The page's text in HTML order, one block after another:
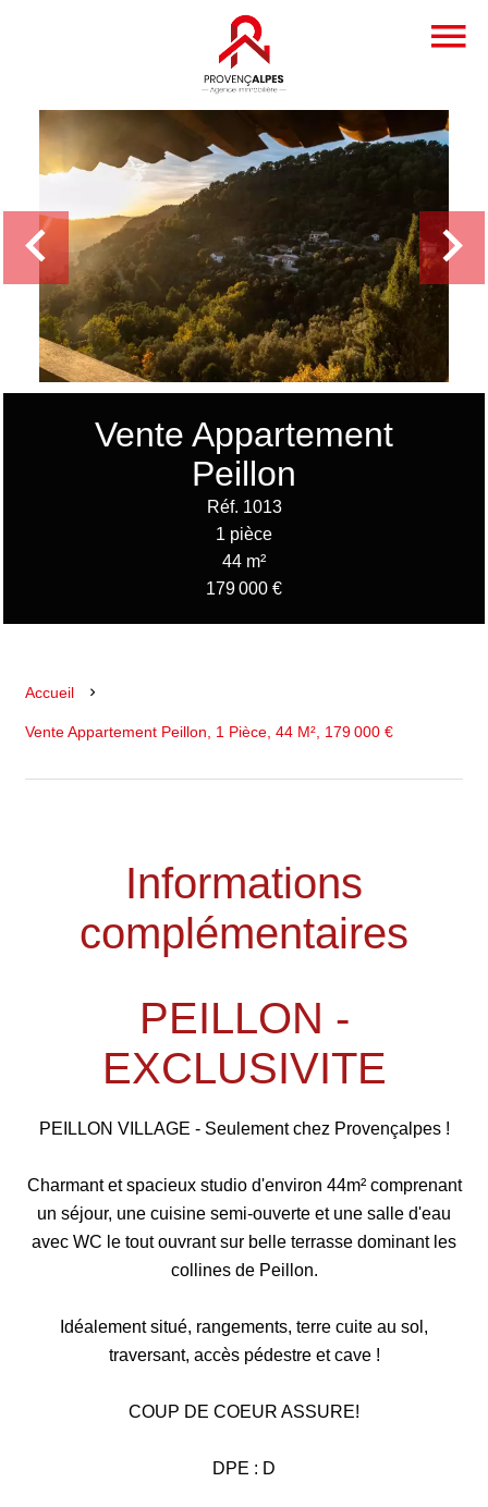
Vente Appartement
Peillon
Réf. 1013
1 pièce
44 m²
179 000 €
Accueil
Vente Appartement Peillon, 1 Pièce, 44 M², 179 000 €
Informations
complémentaires
PEILLON -
EXCLUSIVITE
PEILLON VILLAGE - Seulement chez Provençalpes !
Charmant et spacieux studio d'environ 44m² comprenant
un séjour, une cuisine semi-ouverte et une salle d'eau
avec WC le tout ouvrant sur belle terrasse dominant les
collines de Peillon.
Idéalement situé, rangements, terre cuite au sol,
traversant, accès pédestre et cave !
COUP DE COEUR ASSURE!
DPE : D